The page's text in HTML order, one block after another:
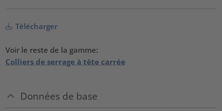
Télécharger
Voir le reste de la gamme:
Colliers de serrage à tête carrée
Données de base